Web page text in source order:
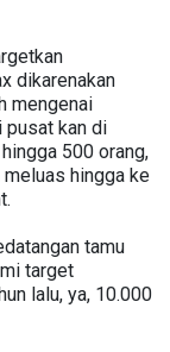
dikarenakan
mengenai
pusat kan di
500 orang,
meluas hingga ke
tamu
target
lalu, ya, 10.000